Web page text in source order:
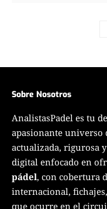
Sobre Nosotros
AnalistasPadel es tu
apasionante
actualizada, rigurosa
digital enfocado en
pádel, con cobertura
internacional,
que ocurre en el